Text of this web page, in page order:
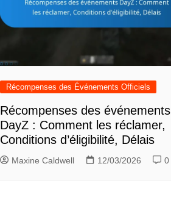
Récompenses des Événements Officiels
Récompenses des événements
DayZ : Comment les réclamer,
Conditions d’éligibilité, Délais
Maxine Caldwell 12/03/2026 0